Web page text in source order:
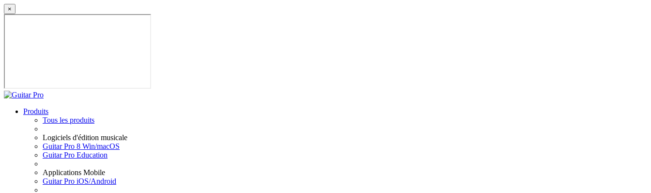
×
Produits
Tous les produits
Logiciels d'édition musicale
Guitar Pro 8 Win/macOS
Guitar Pro Education
Applications Mobile
Guitar Pro iOS/Android